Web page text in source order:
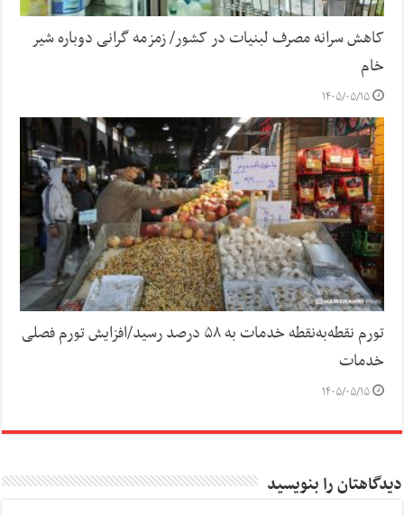
کاهش سرانه مصرف لبنیات در کشور/ زمزمه گرانی دوباره شیر
خام
۱۴۰۵/۰۵/۱۵
تورم نقطه‌به‌نقطه خدمات به ۵۸ درصد رسید/افزایش تورم فصلی
خدمات
۱۴۰۵/۰۵/۱۵
دیدگاهتان را بنویسید